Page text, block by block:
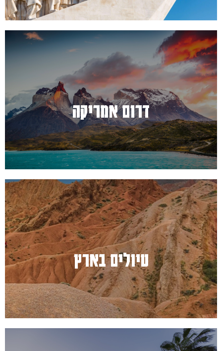
דרום אמריקה
למעבר לחץ כאן
טיולים בארץ
למעבר לחץ כאן